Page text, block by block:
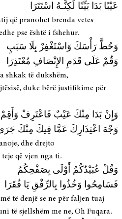
عَيْبًا بَدَا بَيِّنًا لَكِنَّـهُ اسْتَتَرَا
që pranohet brenda vetes
pse është i fshehur.
وَحُطَّ رَأْسَكَ وَاسْتَغْفِرْ بِلَا سَبَبٍ
وَقُمْ عَلَى قَدَمِ الإِنْصَافِ مُعْتَذِرَا
shkak të dukshëm,
duke bërë justifikime për
وَإِنْ بَدَا مِنْكَ عَيْبٌ فَاعْتَرِفْ وَأَقِمْ
وَجْهَ اعْتِذَارِكَ عَمَّا فِيكَ مِنْكَ
dhe drejto
që vjen nga ti.
وَقُلْ عُبَيْدُكُمُ أَوْلَى بِصَفْحِكُمُ
فَسَامِحُوا وَخُذُوا بِالرِّفْقِ يَا فُقَرَا
të denjë se ne për faljen tuaj
të sjellshëm me ne, Oh Fuqara.